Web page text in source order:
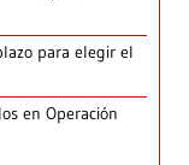
para elegir el
en Operación